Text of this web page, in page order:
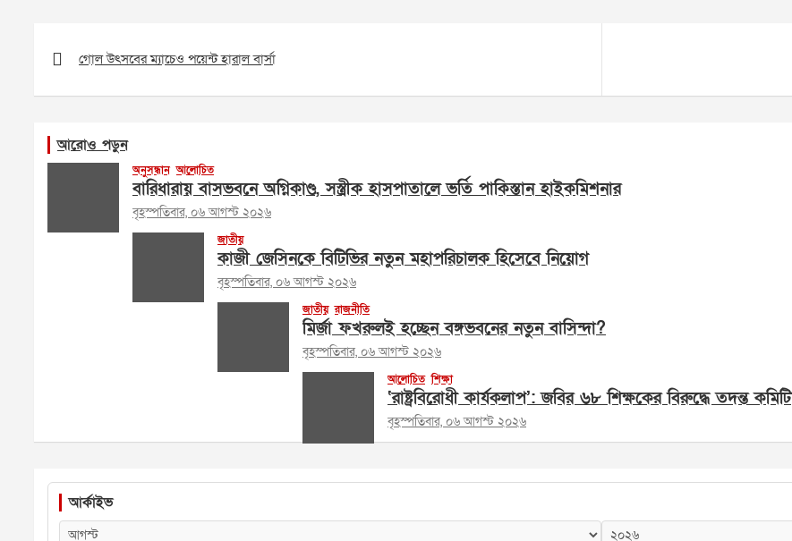
navigation
গোল উৎসবের ম্যাচেও পয়েন্ট হারাল বার্সা
আরোও পড়ুন
অনুসন্ধান আলোচিত
বারিধারায় বাসভবনে অগ্নিকাণ্ড, সস্ত্রীক হাসপাতালে ভর্তি পাকিস্তান হাইকমিশনার
বৃহস্পতিবার, ০৬ আগস্ট ২০২৬
জাতীয়
কাজী জেসিনকে বিটিভির নতুন মহাপরিচালক হিসেবে নিয়োগ
বৃহস্পতিবার, ০৬ আগস্ট ২০২৬
জাতীয় রাজনীতি
মির্জা ফখরুলই হচ্ছেন বঙ্গভবনের নতুন বাসিন্দা?
বৃহস্পতিবার, ০৬ আগস্ট ২০২৬
আলোচিত শিক্ষা
‘রাষ্ট্রবিরোধী কার্যকলাপ’: জবির ৬৮ শিক্ষকের বিরুদ্ধে তদন্ত কমিটি
বৃহস্পতিবার, ০৬ আগস্ট ২০২৬
আর্কাইভ